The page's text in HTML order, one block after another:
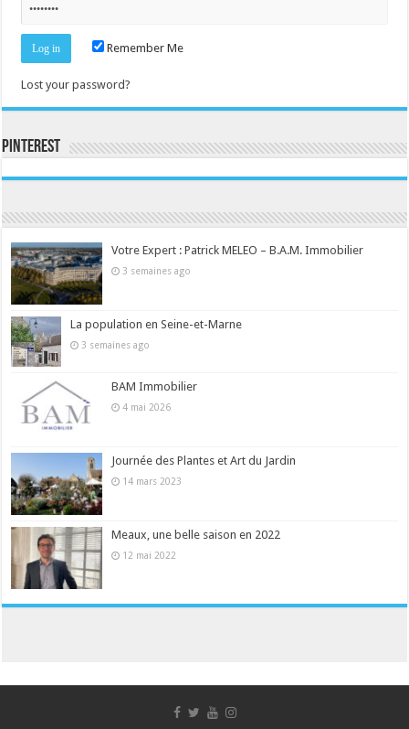
Remember Me
Lost your password?
Pinterest
Votre Expert : Patrick MELEO – B.A.M. Immobilier
3 semaines ago
La population en Seine-et-Marne
3 semaines ago
BAM Immobilier
4 mai 2026
Journée des Plantes et Art du Jardin
14 mars 2023
Meaux, une belle saison en 2022
12 mai 2022